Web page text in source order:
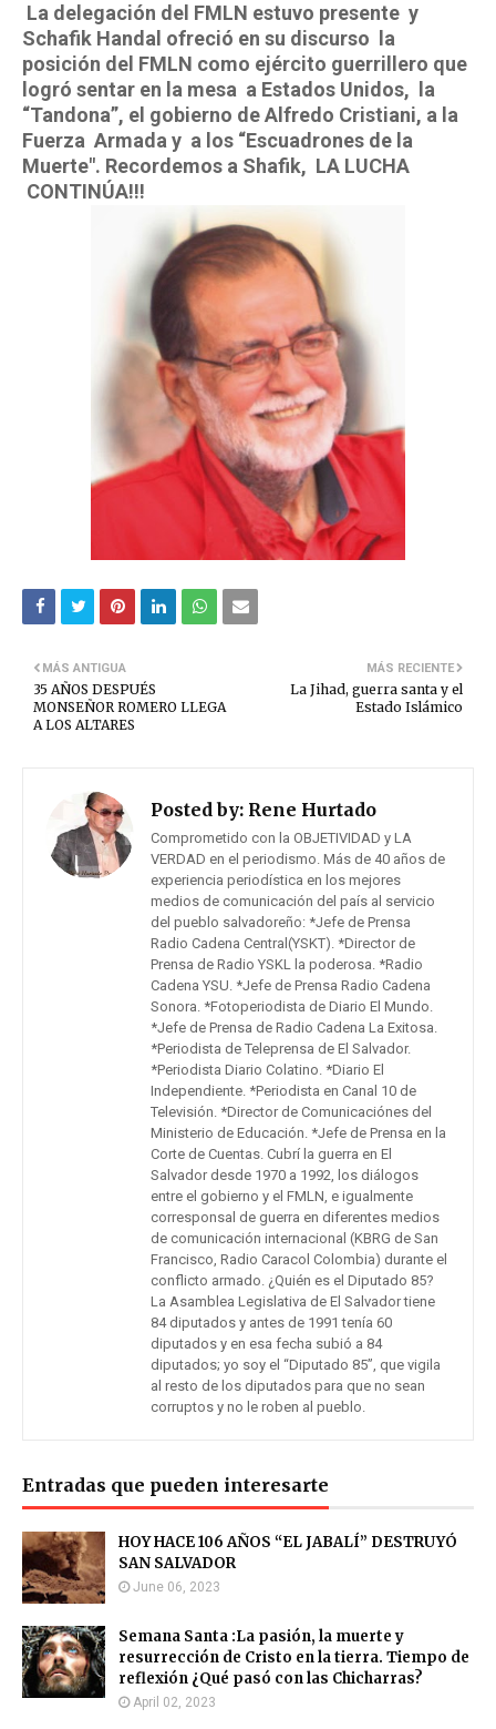
La delegación del FMLN estuvo presente y
Schafik Handal ofreció en su discurso la
posición del FMLN como ejército guerrillero que
logró sentar en la mesa a Estados Unidos, la
“Tandona”, el gobierno de Alfredo Cristiani, a la
Fuerza Armada y a los “Escuadrones de la
Muerte". Recordemos a Shafik, LA LUCHA
CONTINÚA!!!
MÁS RECIENTE
La Jihad, guerra santa y el
Estado Islámico
MÁS ANTIGUA
35 AÑOS DESPUÉS
MONSEÑOR ROMERO LLEGA
A LOS ALTARES
Posted by: Rene Hurtado
Comprometido con la OBJETIVIDAD y LA
VERDAD en el periodismo. Más de 40 años de
experiencia periodística en los mejores
medios de comunicación del país al servicio
del pueblo salvadoreño: *Jefe de Prensa
Radio Cadena Central(YSKT). *Director de
Prensa de Radio YSKL la poderosa. *Radio
Cadena YSU. *Jefe de Prensa Radio Cadena
Sonora. *Fotoperiodista de Diario El Mundo.
*Jefe de Prensa de Radio Cadena La Exitosa.
*Periodista de Teleprensa de El Salvador.
*Periodista Diario Colatino. *Diario El
Independiente. *Periodista en Canal 10 de
Televisión. *Director de Comunicaciónes del
Ministerio de Educación. *Jefe de Prensa en la
Corte de Cuentas. Cubrí la guerra en El
Salvador desde 1970 a 1992, los diálogos
entre el gobierno y el FMLN, e igualmente
corresponsal de guerra en diferentes medios
de comunicación internacional (KBRG de San
Francisco, Radio Caracol Colombia) durante el
conflicto armado. ¿Quién es el Diputado 85?
La Asamblea Legislativa de El Salvador tiene
84 diputados y antes de 1991 tenía 60
diputados y en esa fecha subió a 84
diputados; yo soy el “Diputado 85”, que vigila
al resto de los diputados para que no sean
corruptos y no le roben al pueblo.
Entradas que pueden interesarte
HOY HACE 106 AÑOS “EL JABALÍ” DESTRUYÓ
SAN SALVADOR
June 06, 2023
Semana Santa :La pasión, la muerte y
resurrección de Cristo en la tierra. Tiempo de
reflexión ¿Qué pasó con las Chicharras?
April 02, 2023